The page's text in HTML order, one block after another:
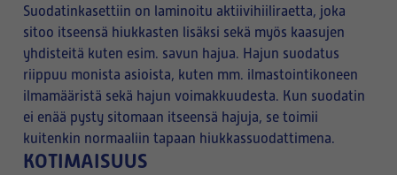
Suodatinkasettiin on laminoitu aktiivihiiliraetta, joka
sitoo itseensä hiukkasten lisäksi sekä myös kaasujen
yhdisteitä kuten esim. savun hajua. Hajun suodatus
riippuu monista asioista, kuten mm. ilmastointikoneen
ilmamääristä sekä hajun voimakkuudesta. Kun suodatin
ei enää pysty sitomaan itseensä hajuja, se toimii
kuitenkin normaaliin tapaan hiukkassuodattimena.
KOTIMAISUUS